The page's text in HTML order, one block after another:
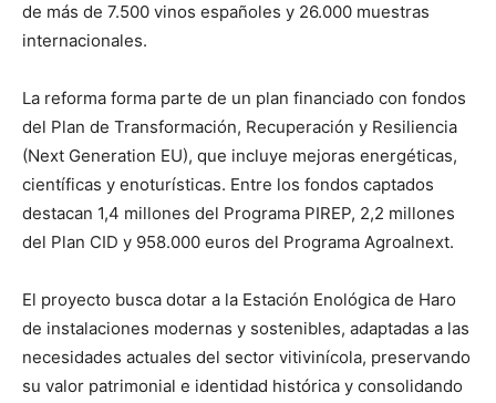
de más de 7.500 vinos españoles y 26.000 muestras
internacionales.
La reforma forma parte de un plan financiado con fondos
del Plan de Transformación, Recuperación y Resiliencia
(Next Generation EU), que incluye mejoras energéticas,
científicas y enoturísticas. Entre los fondos captados
destacan 1,4 millones del Programa PIREP, 2,2 millones
del Plan CID y 958.000 euros del Programa Agroalnext.
El proyecto busca dotar a la Estación Enológica de Haro
de instalaciones modernas y sostenibles, adaptadas a las
necesidades actuales del sector vitivinícola, preservando
su valor patrimonial e identidad histórica y consolidando